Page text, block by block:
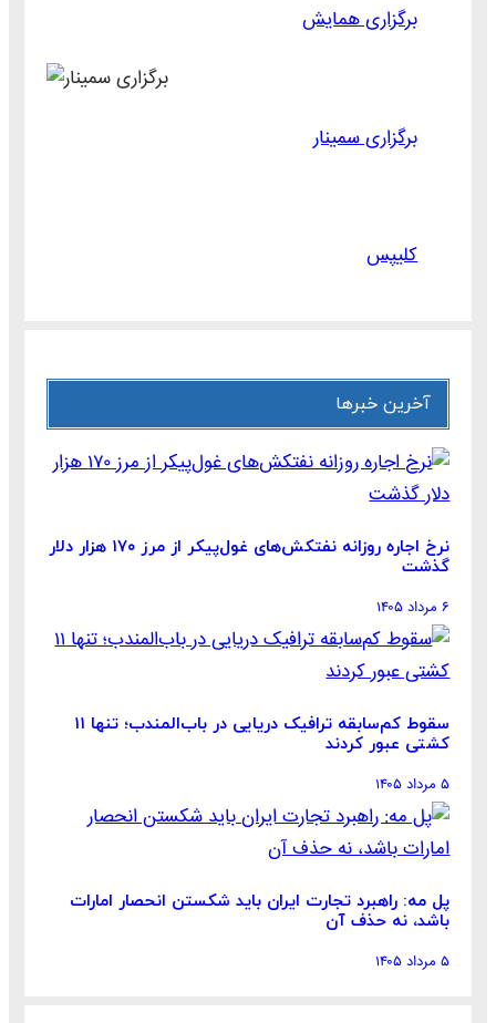
برگزاری همایش
برگزاری سمینار
کلیپس
آخرین خبرها
نرخ اجاره روزانه نفتکش‌های غول‌پیکر از مرز ۱۷۰ هزار دلار
گذشت
۶ مرداد ۱۴۰۵
سقوط کم‌سابقه ترافیک دریایی در باب‌المندب؛ تنها ۱۱
کشتی عبور کردند
۵ مرداد ۱۴۰۵
پل مه: راهبرد تجارت ایران باید شکستن انحصار امارات
باشد، نه حذف آن
۵ مرداد ۱۴۰۵